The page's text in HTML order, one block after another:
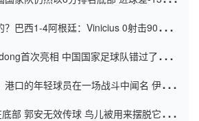
巴西1-4阿根廷：Vinicius 0射击90分钟
首次亮相 中国国家足球队错过了世界
口的年轻球员在一场战斗中闻名 伊万放
部 郭安无效传球 鸟儿被用来摆脱它